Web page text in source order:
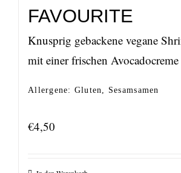
FAVOURITE
Knusprig gebackene vegane
mit einer frischen Avocadocreme
Allergene: Gluten, Sesamsamen
€4,50